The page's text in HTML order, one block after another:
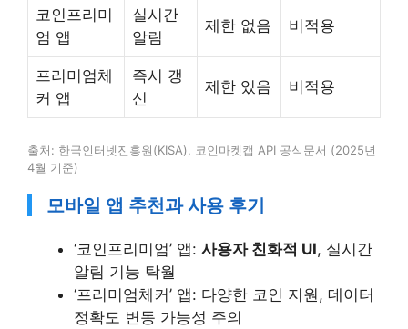
코인프리미
엄 앱
실시간
알림
제한 없음 비적용
프리미엄체
커 앱
즉시 갱
신
제한 있음 비적용
출처: 한국인터넷진흥원(KISA), 코인마켓캡 API 공식문서 (2025년
4월 기준)
모바일 앱 추천과 사용 후기
‘코인프리미엄’ 앱: 사용자 친화적 UI, 실시간
알림 기능 탁월
‘프리미엄체커’ 앱: 다양한 코인 지원, 데이터
정확도 변동 가능성 주의